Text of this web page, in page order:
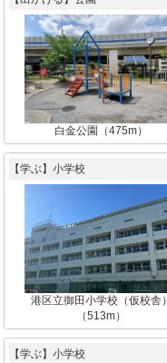
白金公園（475m）
【学ぶ】小学校
港区立御田小学校（仮校舎）
（513m）
【学ぶ】小学校